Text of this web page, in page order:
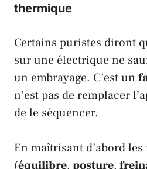
thermique
Certains puristes diront
sur une électrique ne
un embrayage. C’est un
n’est pas de remplacer
de le séquencer.
En maîtrisant d’abord
(équilibre, posture,